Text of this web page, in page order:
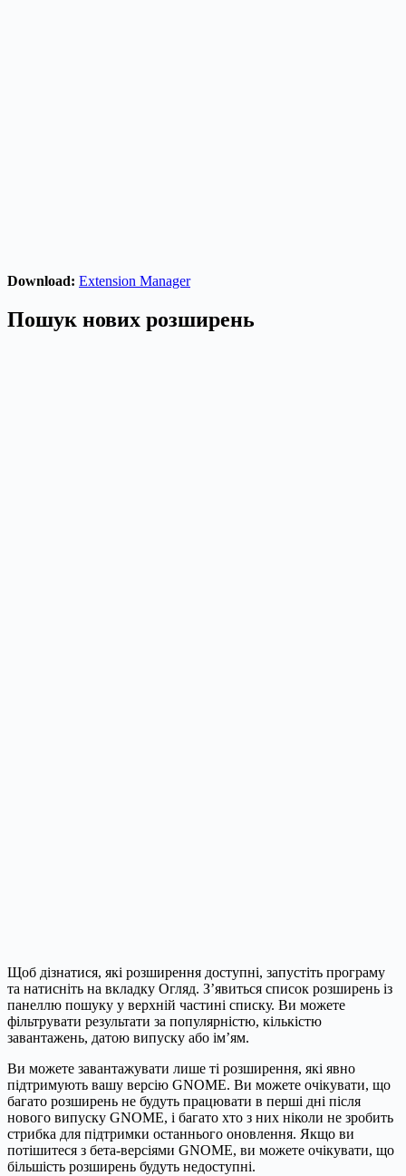
Download: Extension Manager
Пошук нових розширень
Щоб дізнатися, які розширення доступні, запустіть програму
та натисніть на вкладку Огляд. З’явиться список розширень із
панеллю пошуку у верхній частині списку. Ви можете
фільтрувати результати за популярністю, кількістю
завантажень, датою випуску або ім’ям.
Ви можете завантажувати лише ті розширення, які явно
підтримують вашу версію GNOME. Ви можете очікувати, що
багато розширень не будуть працювати в перші дні після
нового випуску GNOME, і багато хто з них ніколи не зробить
стрибка для підтримки останнього оновлення. Якщо ви
потішитеся з бета-версіями GNOME, ви можете очікувати, що
більшість розширень будуть недоступні.